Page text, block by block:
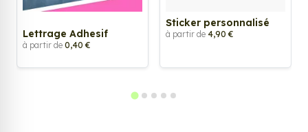
Lettrage Adhesif
à partir de 0,40 €
Sticker personnalisé
à partir de 4,90 €